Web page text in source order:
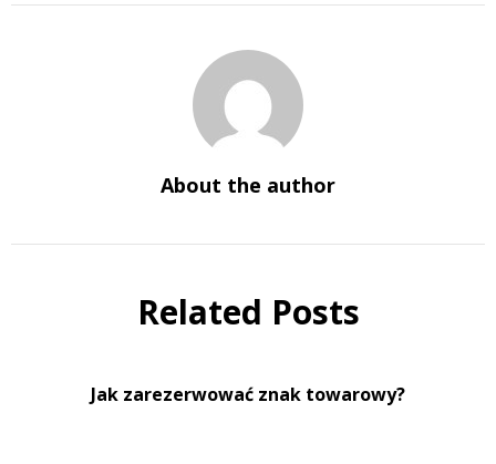
About the author
Related Posts
Jak zarezerwować znak towarowy?